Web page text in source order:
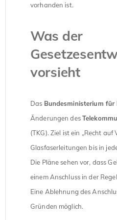
vorhanden ist.
Was der
vorsieht
Das Bundesministerium für
Änderungen des
(TKG). Ziel ist ein „Recht auf
Glasfaserleitungen bis in
Die Pläne sehen vor, dass
einem Anschluss in der
Eine Ablehnung des
Gründen möglich.